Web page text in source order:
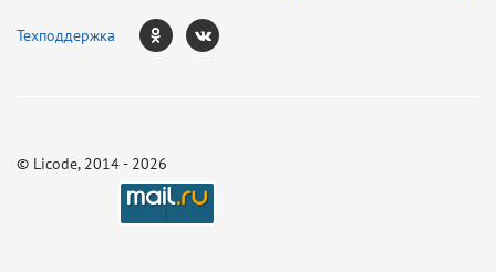
Техподдержка
© Licode, 2014 - 2026